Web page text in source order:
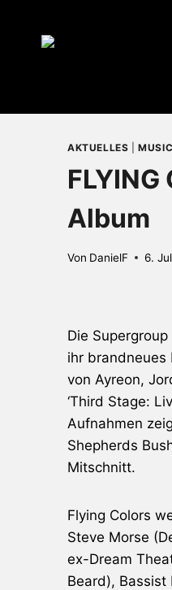
AKTUELLES |MUSIC
Album
Von DanielF 6.
Die
ihr brandneues
von Ayreon,
‘Third Stage:
Aufnahmen
Shepherds
Mitschnitt.
Flying Colors
Steve Morse
ex-Dream
Beard), Bassist